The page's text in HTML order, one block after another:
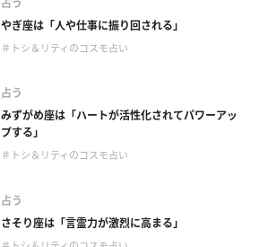
やぎ座は「人や仕事に振り回される」
＃トシ＆リティのコスモ占い
占う
みずがめ座は「ハートが活性化されてパワーアッ
プする」
＃トシ＆リティのコスモ占い
占う
さそり座は「言霊力が激烈に高まる」